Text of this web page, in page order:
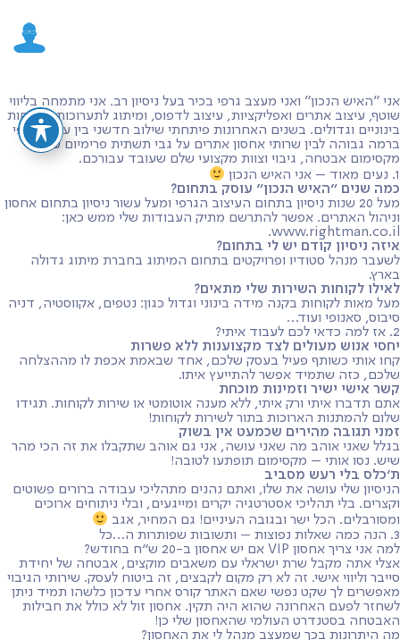
אני ״האיש הנכון״ ואני מעצב גרפי בכיר בעל ניסיון רב. אני מתמחה בליווי
שוטף, עיצוב אתרים ואפליקציות, עיצוב לדפוס, ומיתוג לתערוכות ללקוחות
בינוניים וגדולים. בשנים האחרונות פיתחתי שילוב חדשני בין עיצוב גרפי
ברמה גבוהה לבין שרותי אחסון אתרים על גבי תשתית פרימיום עם
מקסימום אבטחה, גיבוי וצוות מקצועי שלם שעובד עבורכם.
1. נעים מאוד – אני האיש הנכון
כמה שנים ״האיש הנכון״ עוסק בתחום?
מעל 20 שנות ניסיון בתחום העיצוב הגרפי ומעל עשור ניסיון בתחום אחסון
וניהול האתרים. אפשר להתרשם מתיק העבודות שלי ממש כאן:
www.rightman.co.il.
איזה ניסיון קודם יש לי בתחום?
לשעבר מנהל סטודיו ופרויקטים בתחום המיתוג בחברת מיתוג גדולה
בארץ.
לאילו לקוחות השירות שלי מתאים?
מעל מאות לקוחות בקנה מידה בינוני וגדול כגון: נטפים, אקווסטיה, דניה
סיבוס, סאנופי ועוד…
2. אז למה כדאי לכם לעבוד איתי?
יחסי אנוש מעולים לצד מקצוענות ללא פשרות
קחו אותי כשותף פעיל בעסק שלכם, אחד שבאמת אכפת לו מההצלחה
שלכם, כזה שתמיד אפשר להתייעץ איתו.
קשר אישי ישיר וזמינות מוכחת
אתם תדברו איתי ורק איתי, ללא מענה אוטומטי או שירות לקוחות. תגידו
שלום להמתנות הארוכות בתור לשירות לקוחות!
זמני תגובה מהירים שכמעט אין בשוק
בגלל שאני אוהב מה שאני עושה, אני גם אוהב שתקבלו את זה הכי מהר
שיש. נסו אותי – מקסימום תופתעו לטובה!
ת׳כלס בלי רעש מסביב
הניסיון שלי עושה את שלו, ואתם נהנים מתהליכי עבודה ברורים פשוטים
וקצרים. בלי תהליכי אסטרטגיה יקרים ומייגעים, ובלי ניתוחים ארוכים
ומסורבלים. הכל ישר ובגובה העיניים! גם המחיר, אגב
3. הנה כמה שאלות נפוצות – ותשובות שפותרות ה…כל
למה אני צריך אחסון VIP אם יש אחסון ב-20 ש"ח בחודש?
אצלי אתה מקבל שרת ישראלי עם משאבים מוקצים, אבטחה של יחידת
סייבר וליווי אישי. זה לא רק מקום לקבצים, זה ביטוח לעסק. שירותי הגיבוי
מאפשרים לך שקט נפשי שאם האתר קורס אחרי עדכון כלשהו תמיד ניתן
לשחזר לפעם האחרונה שהוא היה תקין. אחסון זול לא כולל את חבילות
האבטחה בסטנדרט העולמי שהאחסון שלי כן!
מה היתרונות בכך שמעצב מנהל לי את האחסון?